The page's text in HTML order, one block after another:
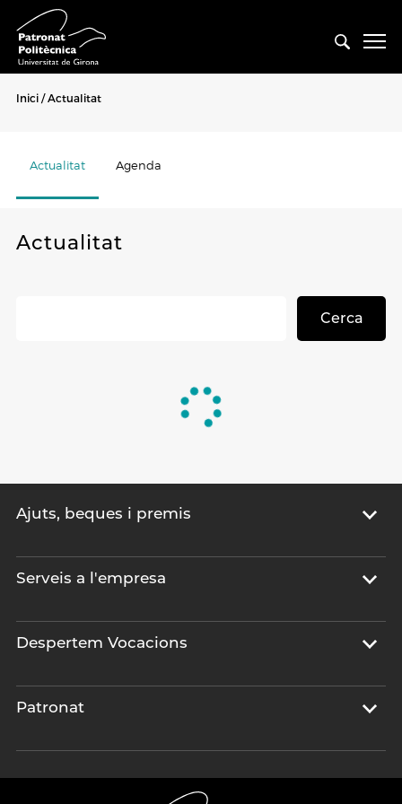
Inici Actualitat
Actualitat Agenda
Actualitat
Cerca
Ajuts, beques i premis
Serveis a l'empresa
Despertem Vocacions
Patronat